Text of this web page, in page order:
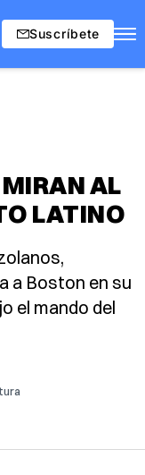
Suscríbete
AL
LATINO
a Boston en su
el mando del